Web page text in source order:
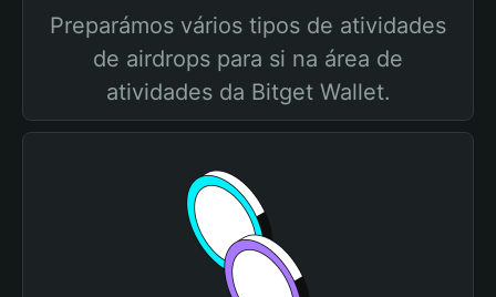
Preparámos vários tipos de atividades
de airdrops para si na área de
atividades da Bitget Wallet.